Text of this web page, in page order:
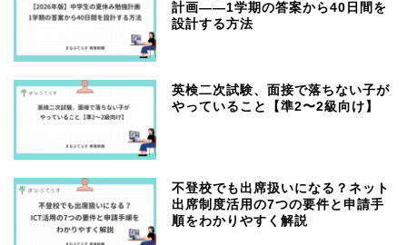
計画——1学期の答案から40日間を
設計する方法
英検二次試験、面接で落ちない子が
やっていること【準2〜2級向け】
不登校でも出席扱いになる？ネット
出席制度活用の7つの要件と申請手
順をわかりやすく解説